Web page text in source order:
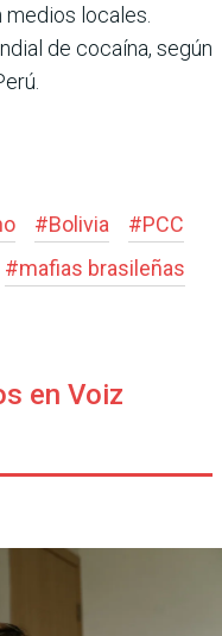
locales.
de cocaína, según
#Bolivia #PCC
#mafias brasileñas
en Voiz